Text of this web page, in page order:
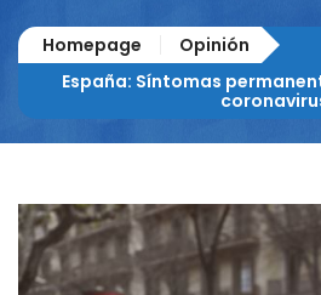
Homepage
Opinión
España: Síntomas